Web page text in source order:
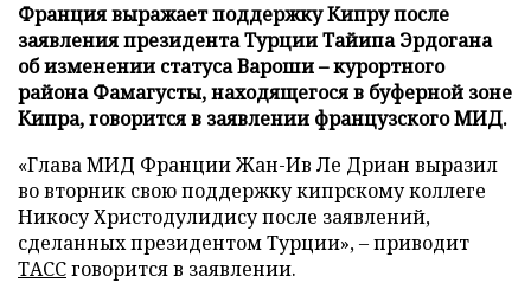
Франция выражает поддержку Кипру после
заявления президента Турции Тайипа Эрдогана
об изменении статуса Вароши – курортного
района Фамагусты, находящегося в буферной зоне
Кипра, говорится в заявлении французского МИД.
«Глава МИД Франции Жан-Ив Ле Дриан выразил
во вторник свою поддержку кипрскому коллеге
Никосу Христодулидису после заявлений,
сделанных президентом Турции», – приводит
ТАССговорится в заявлении.